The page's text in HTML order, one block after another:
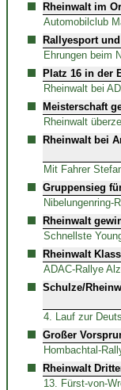
Rheinwalt im
Automobilclub
Rallyesport
Ehrungen beim
Platz 16 in der
Rheinwalt bei
Meisterschaft
Rheinwalt
Rheinwalt bei
Mit Fahrer
Gruppensieg
Nibelungenring-
Rheinwalt
Schnellste
Rheinwalt
ADAC-Rallye
Schulze/
4. Lauf zur
Großer
Hombachtal-
Rheinwalt
13. Fürst-von-